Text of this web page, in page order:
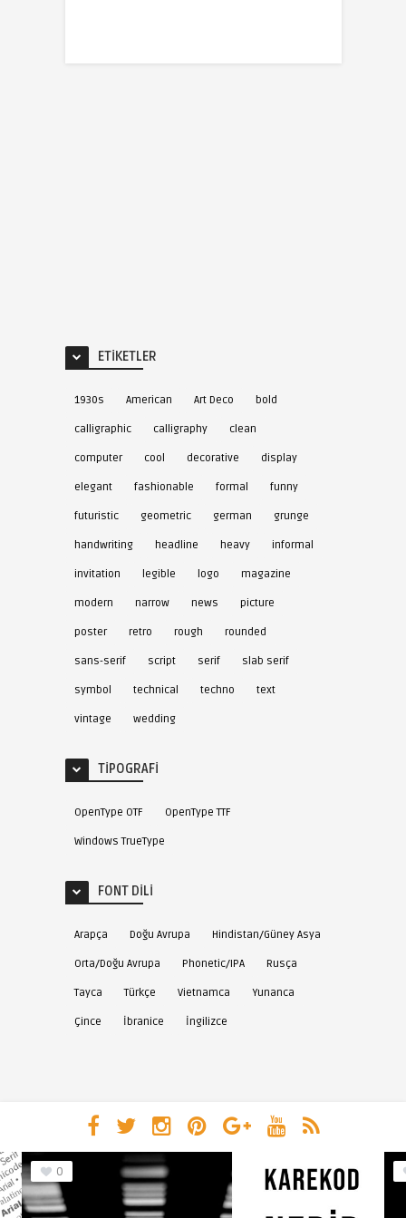
ETIKETLER
1930s American Art Deco bold
calligraphic calligraphy clean
computer cool decorative display
elegant fashionable formal funny
futuristic geometric german grunge
handwriting headline heavy informal
invitation legible logo magazine
modern narrow news picture
poster retro rough rounded
sans-serif script serif slab serif
symbol technical techno text
vintage wedding
TIPOGRAFI
OpenType OTF OpenType TTF
Windows TrueType
FONT DILI
Arapça Doğu Avrupa Hindistan/Güney Asya
Orta/Doğu Avrupa Phonetic/IPA Rusça
Tayca Türkçe Vietnamca Yunanca
Çince İbranice İngilizce
0